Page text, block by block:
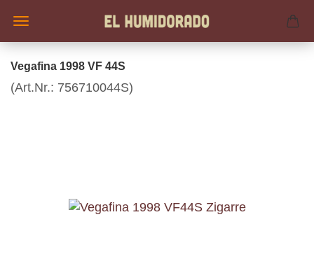
Vegafina 1998 VF 44S
(Art.Nr.: 756710044S)